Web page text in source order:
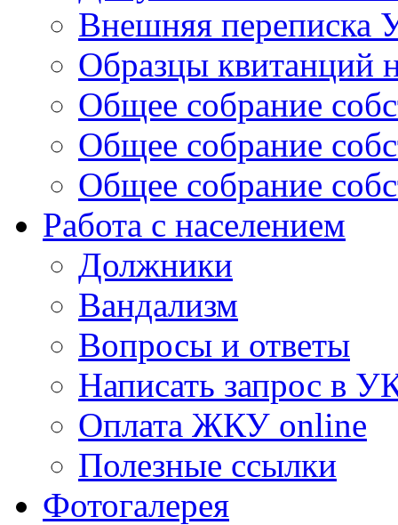
Внешняя переписка
Образцы квитанций
Общее собрание
Общее собрание
Общее собрание
Работа с населением
Должники
Вандализм
Вопросы и ответы
Написать запрос в
Оплата ЖКУ online
Полезные ссылки
Фотогалерея